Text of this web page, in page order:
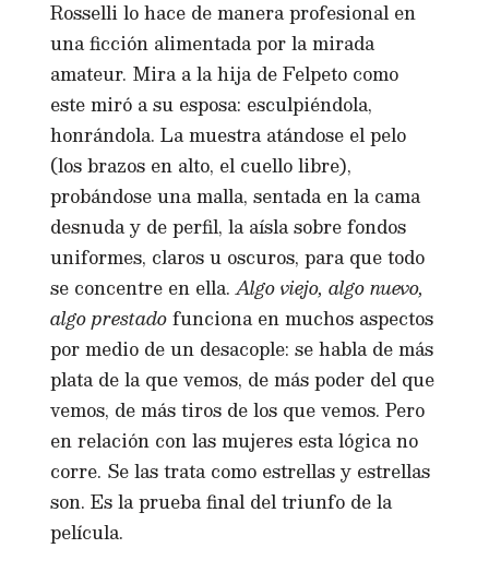
Rosselli lo hace de manera profesional en
una ficción alimentada por la mirada
amateur. Mira a la hija de Felpeto como
este miró a su esposa: esculpiéndola,
honrándola. La muestra atándose el pelo
(los brazos en alto, el cuello libre),
probándose una malla, sentada en la cama
desnuda y de perfil, la aísla sobre fondos
uniformes, claros u oscuros, para que todo
se concentre en ella.Algo viejo, algo nuevo,
algo prestadofunciona en muchos aspectos
por medio de un desacople: se habla de más
plata de la que vemos, de más poder del que
vemos, de más tiros de los que vemos. Pero
en relación con las mujeres esta lógica no
corre. Se las trata como estrellas y estrellas
son. Es la prueba final del triunfo de la
película.